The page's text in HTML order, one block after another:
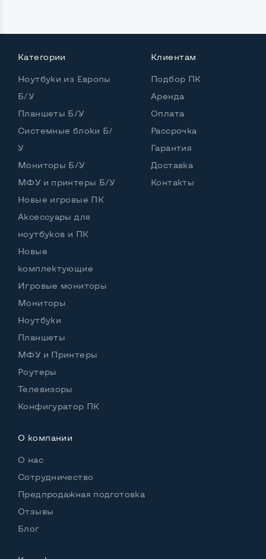
ПроцессорIntel Core i7-10850H
Частота процессора (базовая-максимальная)
Intel Core i7-10850H (2,70 - 4,90 GHz)
Тип оперативной памяти
DDR4
Объем оперативной памяти 32 GB
Тип накопителя
Объем накопителя
Количество слотов M_2
Возможности видеокарты:
Тип видеокарты
Видеопроцессор ноутбука
nVidia Quadro RTX 3000
Размер видеопамяти, Гб
Удобство пользования:
Материал корпуса
Подсветка клавиатуры Нет
Категории
Ноутбуки из Европы
Б/У
Планшеты Б/У
Системные блоки Б/
У
Мониторы Б/У
МФУ и принтеры Б/У
Новые игровые ПК
Аксессуары для
ноутбуков и ПК
Новые
комплектующие
Игровые мониторы
Мониторы
Ноутбуки
Планшеты
МФУ и Принтеры
Роутеры
Телевизоры
Конфигуратор ПК
Клиентам
Подбор ПК
Аренда
Оплата
Рассрочка
Гарантия
Доставка
Контакты
О компании
О нас
Сотрудничество
Предпродажная подготовка
Отзывы
Блог